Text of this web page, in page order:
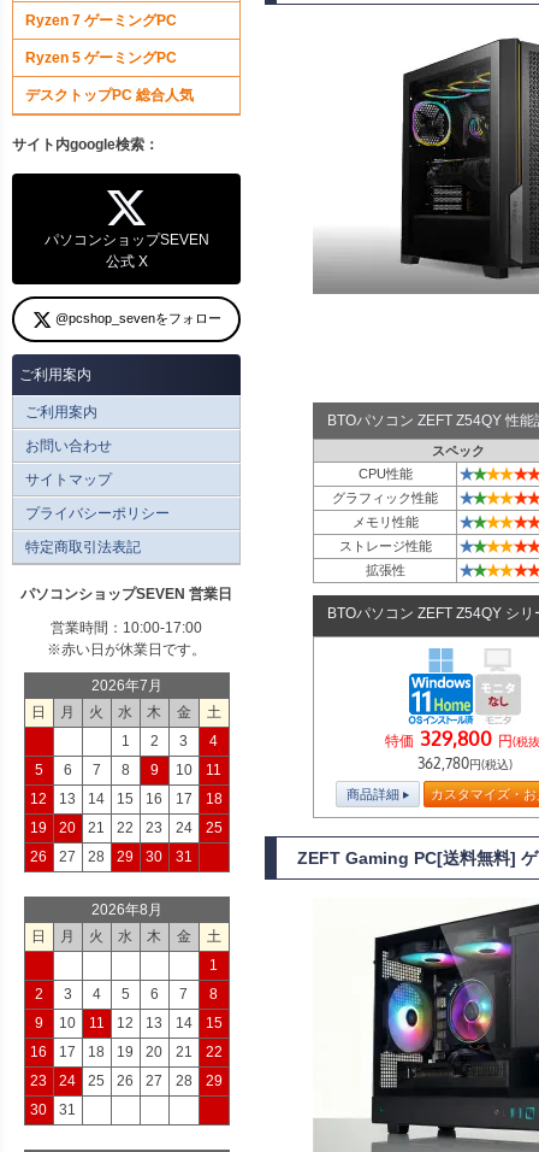
BTOパソコン ZEFT Z54QY 性
スペック
CPU性能
★★★★★★
グラフィック性能 ★★★★★★
メモリ性能 ★★★★★★
ストレージ性能 ★★★★★★
拡張性 ★★★★★★
BTOパソコン ZEFT Z54QY シリ
特価 329,800 円(税
362,780円(税込)
商品詳細 カスタマイズ・
ZEFT Gaming PC[送料無料]
Ryzen 7 ゲーミングPC
Ryzen 5 ゲーミングPC
デスクトップPC 総合人気
サイト内google検索：
パソコンショップSEVEN
公式 X
@pcshop_sevenをフォロー
ご利用案内
ご利用案内
お問い合わせ
サイトマップ
プライバシーポリシー
特定商取引法表記
パソコンショップSEVEN 営業日
営業時間：10:00-17:00
※赤い日が休業日です。
2026年7月
日
月 火 水 木 金
土
1
2 3
4
5
6 7 8 9 10
11
12
13 14 15 16 17
18
19
20 21 22 23 24
25
26
27 28 29 30 31
2026年8月
日
月 火 水 木 金
土
1
2
3 4 5 6 7
8
9
10 11 12 13 14
15
16
17 18 19 20 21
22
23
24 25 26 27 28
29
30
31